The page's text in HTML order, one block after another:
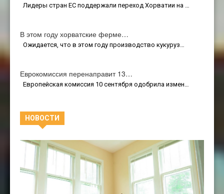
Лидеры стран ЕС поддержали переход Хорватии на …
В этом году хорватские ферме…
Ожидается, что в этом году производство кукуруз…
Еврокомиссия перенаправит 13…
Европейская комиссия 10 сентября одобрила измен…
НОВОСТИ